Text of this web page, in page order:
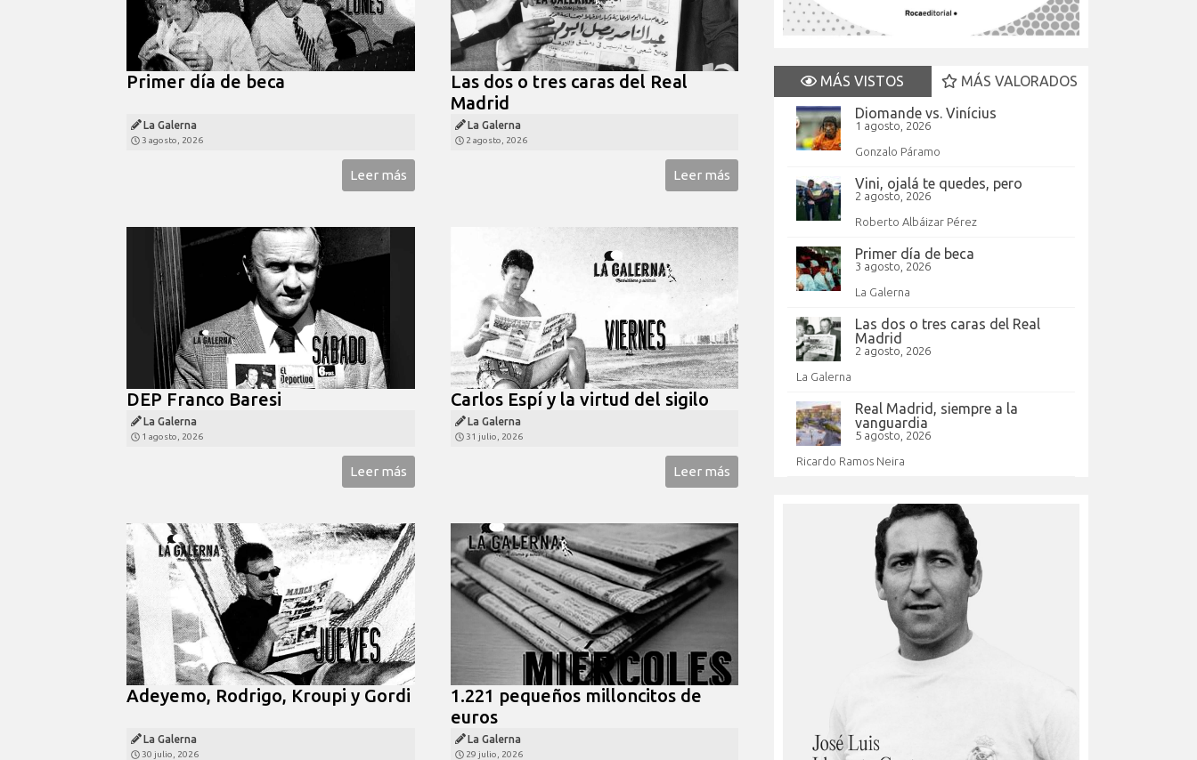
Primer día de beca
La Galerna
3 agosto, 2026
Leer más
Las dos o tres caras del Real
Madrid
La Galerna
2 agosto, 2026
Leer más
DEP Franco Baresi
La Galerna
1 agosto, 2026
Leer más
Carlos Espí y la virtud del sigilo
La Galerna
31 julio, 2026
Leer más
Adeyemo, Rodrigo, Kroupi y Gordi
La Galerna
30 julio, 2026
1.221 pequeños milloncitos de
euros
La Galerna
29 julio, 2026
MÁS VISTOS
MÁS VALORADOS
Diomande vs. Vinícius
1 agosto, 2026
Gonzalo Páramo
Vini, ojalá te quedes, pero
2 agosto, 2026
Roberto Albáizar Pérez
Primer día de beca
3 agosto, 2026
La Galerna
Las dos o tres caras del Real
Madrid
2 agosto, 2026
La Galerna
Real Madrid, siempre a la
vanguardia
5 agosto, 2026
Ricardo Ramos Neira